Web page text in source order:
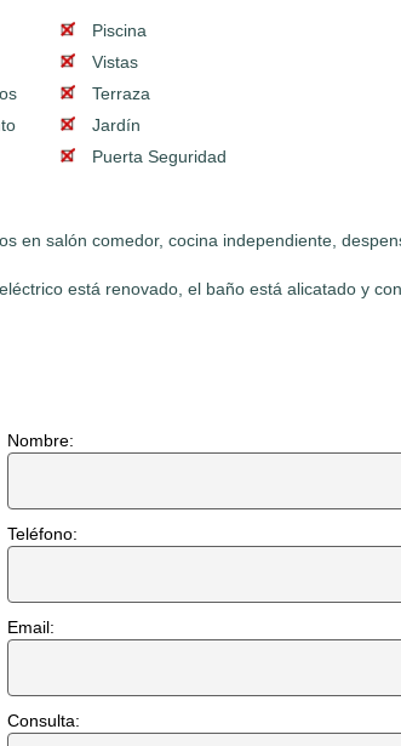
Piscina
Vistas
Terraza
Jardín
Puerta Seguridad
en salón comedor, cocina independiente,
está renovado, el baño está alicatado y
Nombre:
Teléfono:
Email:
Consulta: